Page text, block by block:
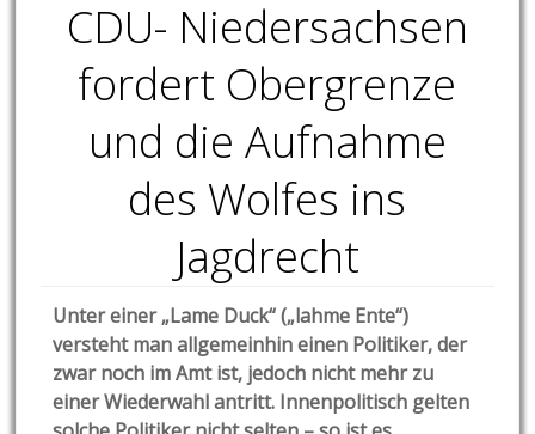
CDU- Niedersachsen
fordert Obergrenze
und die Aufnahme
des Wolfes ins
Jagdrecht
Unter einer „Lame Duck“ („lahme Ente“)
versteht man allgemeinhin einen Politiker, der
zwar noch im Amt ist, jedoch nicht mehr zu
einer Wiederwahl antritt. Innenpolitisch gelten